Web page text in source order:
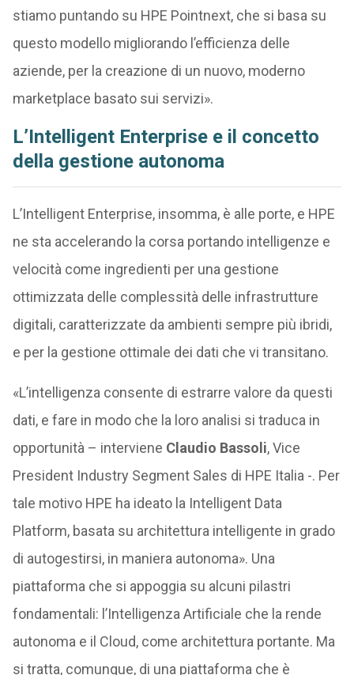
stiamo puntando su HPE Pointnext, che si basa su
questo modello migliorando l’efficienza delle
aziende, per la creazione di un nuovo, moderno
marketplace basato sui servizi».
L’Intelligent Enterprise e il concetto
della gestione autonoma
L’Intelligent Enterprise, insomma, è alle porte, e HPE
ne sta accelerando la corsa portando intelligenze e
velocità come ingredienti per una gestione
ottimizzata delle complessità delle infrastrutture
digitali, caratterizzate da ambienti sempre più ibridi,
e per la gestione ottimale dei dati che vi transitano.
«L’intelligenza consente di estrarre valore da questi
dati, e fare in modo che la loro analisi si traduca in
opportunità – interviene Claudio Bassoli, Vice
President Industry Segment Sales di HPE Italia -. Per
tale motivo HPE ha ideato la Intelligent Data
Platform, basata su architettura intelligente in grado
di autogestirsi, in maniera autonoma». Una
piattaforma che si appoggia su alcuni pilastri
fondamentali: l’Intelligenza Artificiale che la rende
autonoma e il Cloud, come architettura portante. Ma
si tratta, comunque, di una piattaforma che è